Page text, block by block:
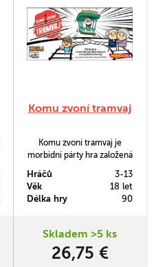
Komu zvoní tramvaj
Komu zvoní tramvaj je
morbidní párty hra založená
vraždící tramvaji a
ilustracích oblíbeného
webkomiksu Cyanide &
Hráčů
3-13
Věk
18 let
Délka hry
90
Skladem >5 ks
26,75 €